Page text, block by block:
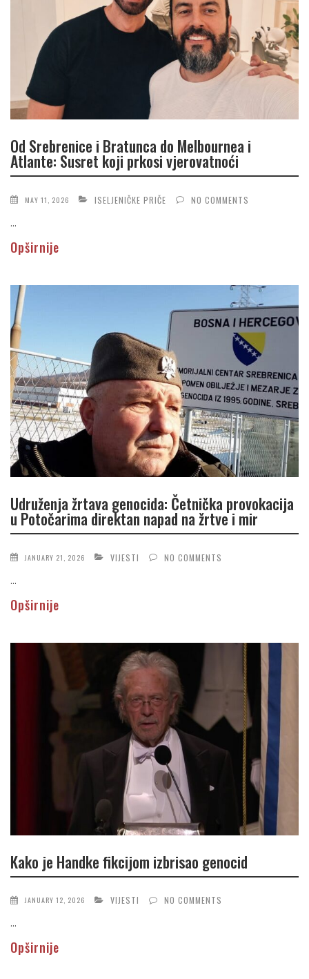
Od Srebrenice i Bratunca do Melbournea i
Atlante: Susret koji prkosi vjerovatnoći
MAY 11, 2026 ISELJENIČKE PRIČE NO COMMENTS
...
Opširnije
Udruženja žrtava genocida: Četnička provokacija
u Potočarima direktan napad na žrtve i mir
JANUARY 21, 2026 VIJESTI NO COMMENTS
...
Opširnije
Kako je Handke fikcijom izbrisao genocid
JANUARY 12, 2026 VIJESTI NO COMMENTS
...
Opširnije